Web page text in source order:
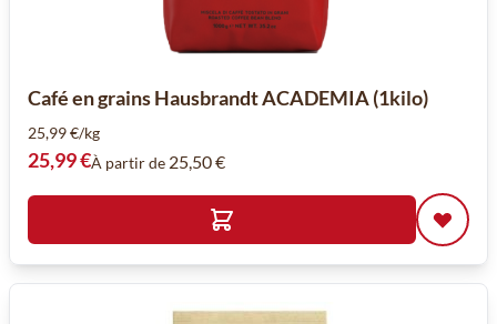
Café en grains Hausbrandt ACADEMIA (1kilo)
25,99 €/kg
25,99 €À partir de 25,50 €